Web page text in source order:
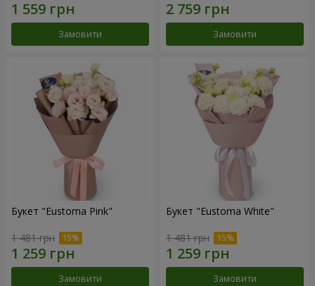
Замовити Замовити
Букет "Eustoma Pink"
1 481 грн
Замовити
Букет "Eustoma White"
1 481 грн
Замовити